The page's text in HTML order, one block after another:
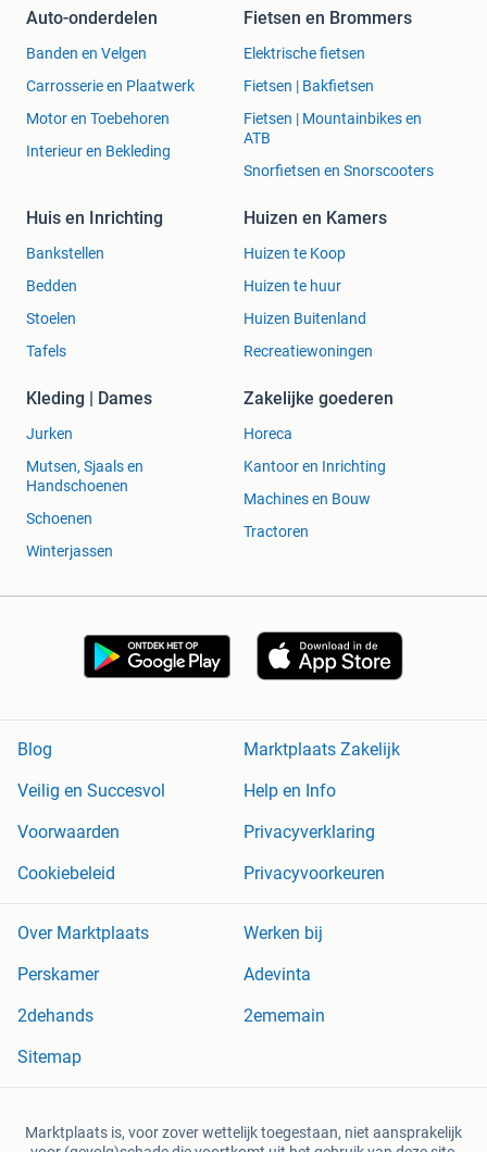
Auto-onderdelen
Banden en Velgen
Carrosserie en Plaatwerk
Motor en Toebehoren
Interieur en Bekleding
Fietsen en Brommers
Elektrische fietsen
Fietsen | Bakfietsen
Fietsen | Mountainbikes en
ATB
Snorfietsen en Snorscooters
Huis en Inrichting
Bankstellen
Bedden
Stoelen
Tafels
Huizen en Kamers
Huizen te Koop
Huizen te huur
Huizen Buitenland
Recreatiewoningen
Kleding | Dames
Jurken
Mutsen, Sjaals en
Handschoenen
Schoenen
Winterjassen
Zakelijke goederen
Horeca
Kantoor en Inrichting
Machines en Bouw
Tractoren
Blog
Marktplaats Zakelijk
Veilig en Succesvol
Help en Info
Voorwaarden
Privacyverklaring
Cookiebeleid
Privacyvoorkeuren
Over Marktplaats
Werken bij
Perskamer
Adevinta
2dehands
2ememain
Sitemap
Marktplaats is, voor zover wettelijk toegestaan, niet aansprakelijk